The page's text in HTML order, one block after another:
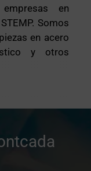
en
Somos
en acero
y otros